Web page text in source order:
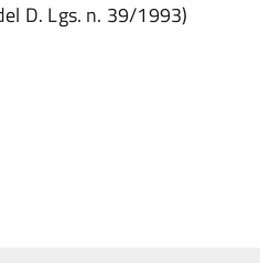
D. Lgs. n. 39/1993)